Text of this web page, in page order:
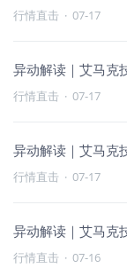
行情直击 · 07-17
异动解读｜艾马克
行情直击 · 07-17
异动解读｜艾马克
行情直击 · 07-17
异动解读｜艾马克
行情直击 · 07-16